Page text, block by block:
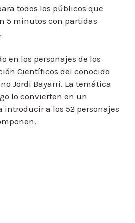
todos los públicos que
5 minutos con partidas
en los personajes de los
Científicos del conocido
Jordi Bayarri. La temática
lo convierten en un
introducir a los 52 personajes